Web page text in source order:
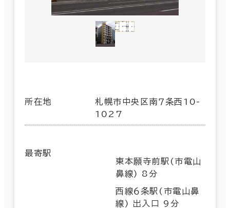
所在地
札幌市中央区南７条西10-
1027
最寄駅
東本願寺前駅(市電山
鼻線) 8分
西線６条駅(市電山鼻
線) 出入口 9分